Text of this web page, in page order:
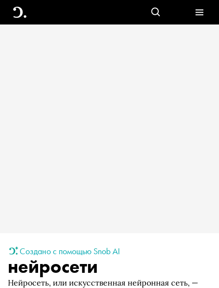
Создано с помощью Snob AI
нейросети
Нейросеть, или искусственная нейронная сеть, —